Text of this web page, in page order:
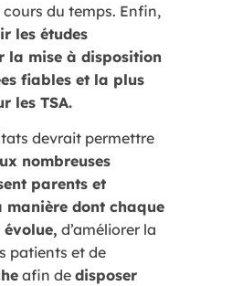
du temps. Enfin,
les études
la mise à disposition
fiables et la plus
les TSA.
devrait permettre
nombreuses
parents et
manière dont chaque
d’améliorer la
patients et de
afin de disposer